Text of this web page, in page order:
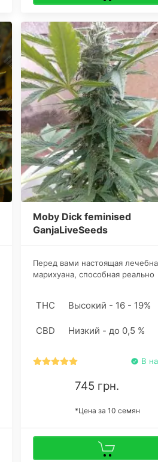
Moby Dick feminised
GanjaLiveSeeds
Перед вами настоящая
марихуана, способная реально
расстройств. Из базовых
избавление от депрессии,
THC Высокий - 16 - 19%
CBD Низкий - до 0,5 %
В
745 грн.
*Цена за 10 семян